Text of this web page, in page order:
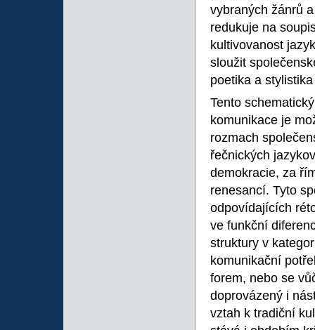
vybraných žánrů
redukuje na
kultivovanost
sloužit
poetika a
Tento
komunikace je
rozmach
řečnických
demokracie, za
renesancí. Tyto
odpovídajících
ve funkční
struktury v
komunikační
forem, nebo se
doprovázený i
vztah k tradiční